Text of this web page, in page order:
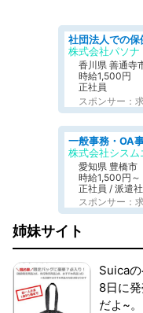
株式会社パソナ
香川県 善通寺
時給1,500円
正社員
スポンサー：
株式会社シス
愛知県 豊橋市
時給1,500円～
正社員 / 派遣
スポンサー：
姉妹サイト
Suica
8日に
だよ~。